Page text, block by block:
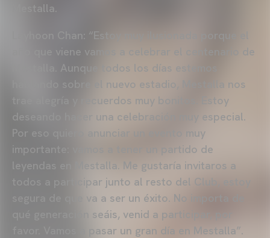
Mestalla.
Layhoon Chan: “Estoy muy ilusionada porque el
año que viene vamos a celebrar el centenario de
Mestalla. Aunque todos los días estemos
hablando sobre el nuevo estadio, Mestalla nos
trae alegría y recuerdos muy bonitos. Estoy
deseando hacer una celebración muy especial.
Por eso quiero anunciar un evento muy
importante: vamos a tener un partido de
leyendas en Mestalla. Me gustaría invitaros a
todos a participar junto al resto del Club, estoy
segura de que va a ser un éxito. No importa de
qué generación seáis, venid a participar, por
favor. Vamos a pasar un gran día en Mestalla”.